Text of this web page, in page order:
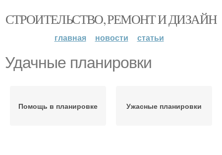
СТРОИТЕЛЬСТВО, РЕМОНТ И ДИЗАЙН
главная новости статьи
Удачные планировки
Помощь в планировке Ужасные планировки